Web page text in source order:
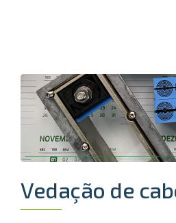
Vedação de